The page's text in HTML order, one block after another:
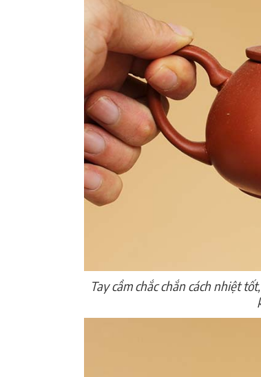
Tay cầm chắc chắn cách nhiệt